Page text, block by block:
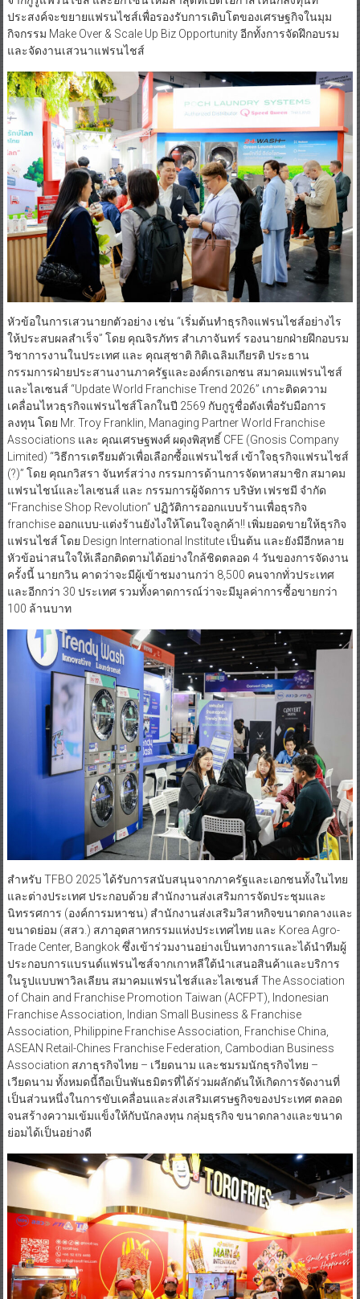
ประสงค์จะขยายแฟรนไชส์เพื่อรองรับการเติบโตของเศรษฐกิจในมุม
กิจกรรม Make Over & Scale Up Biz Opportunity อีกทั้งการจัดฝึกอบรม
และจัดงานเสวนาแฟรนไชส์
หัวข้อในการเสวนายกตัวอย่าง เช่น “เริ่มต้นทำธุรกิจแฟรนไชส์อย่างไร
ให้ประสบผลสำเร็จ” โดย คุณจิรภัทร สำเภาจันทร์ รองนายกฝ่ายฝึกอบรม
วิชาการงานในประเทศ และ คุณสุชาติ กิติเฉลิมเกียรติ ประธาน
กรรมการฝ่ายประสานงานภาครัฐและองค์กรเอกชน สมาคมแฟรนไชส์
และไลเซนส์ “Update World Franchise Trend 2026” เกาะติดความ
เคลื่อนไหวธุรกิจแฟรนไชส์โลกในปี 2569 กับกูรูชื่อดังเพื่อรับมือการ
ลงทุน โดย Mr. Troy Franklin, Managing Partner World Franchise
Associations และ คุณเศรษฐพงศ์ ผดุงพิสุทธิ์ CFE (Gnosis Company
Limited) “วิธีการเตรียมตัวเพื่อเลือกซื้อแฟรนไชส์ เข้าใจธุรกิจแฟรนไชส์
(?)” โดย คุณกวิสรา จันทร์สว่าง กรรมการด้านการจัดหาสมาชิก สมาคม
แฟรนไชน์และไลเซนส์ และ กรรมการผู้จัดการ บริษัท เฟรชมี จำกัด
“Franchise Shop Revolution” ปฏิวัติการออกแบบร้านเพื่อธุรกิจ
franchise ออกแบบ-แต่งร้านยังไงให้โดนใจลูกค้า!! เพิ่มยอดขายให้ธุรกิจ
แฟรนไชส์ โดย Design International Institute เป็นต้น และยังมีอีกหลาย
หัวข้อน่าสนใจให้เลือกติดตามได้อย่างใกล้ชิดตลอด 4 วันของการจัดงาน
ครั้งนี้ นายกวิน คาดว่าจะมีผู้เข้าชมงานกว่า 8,500 คนจากทั่วประเทศ
และอีกกว่า 30 ประเทศ รวมทั้งคาดการณ์ว่าจะมีมูลค่าการซื้อขายกว่า
100 ล้านบาท
สำหรับ TFBO 2025 ได้รับการสนับสนุนจากภาครัฐและเอกชนทั้งในไทย
และต่างประเทศ ประกอบด้วย สำนักงานส่งเสริมการจัดประชุมและ
นิทรรศการ (องค์การมหาชน) สำนักงานส่งเสริมวิสาหกิจขนาดกลางและ
ขนาดย่อม (สสว.) สภาอุตสาหกรรมแห่งประเทศไทย และ Korea Agro-
Trade Center, Bangkok ซึ่งเข้าร่วมงานอย่างเป็นทางการและได้นำทีมผู้
ประกอบการแบรนด์แฟรนไซส์จากเกาหลีใต้นำเสนอสินค้าและบริการ
ในรูปแบบพาวิลเลียน สมาคมแฟรนไชส์และไลเซนส์ The Association
of Chain and Franchise Promotion Taiwan (ACFPT), Indonesian
Franchise Association, Indian Small Business & Franchise
Association, Philippine Franchise Association, Franchise China,
ASEAN Retail-Chines Franchise Federation, Cambodian Business
Association สภาธุรกิจไทย – เวียดนาม และชมรมนักธุรกิจไทย –
เวียดนาม ทั้งหมดนี้ถือเป็นพันธมิตรที่ได้ร่วมผลักดันให้เกิดการจัดงานที่
เป็นส่วนหนึ่งในการขับเคลื่อนและส่งเสริมเศรษฐกิจของประเทศ ตลอด
จนสร้างความเข้มแข็งให้กับนักลงทุน กลุ่มธุรกิจ ขนาดกลางและขนาด
ย่อมได้เป็นอย่างดี